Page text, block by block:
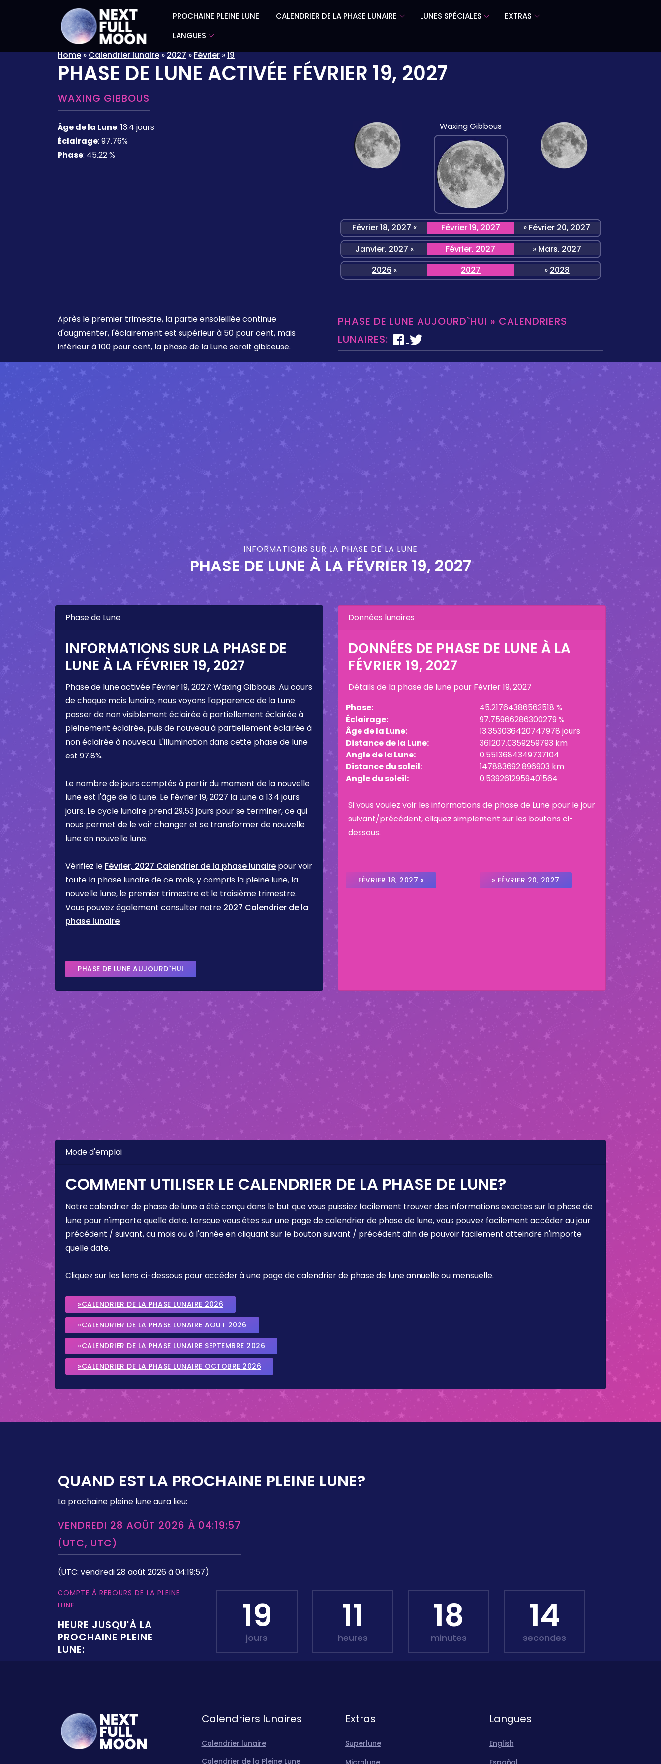
PROCHAINE PLEINE LUNE CALENDRIER DE LA PHASE LUNAIRE LUNES SPÉCIALES
EXTRAS
LANGUES
Home»Calendrier lunaire»2027»Février»19
PHASE DE LUNE ACTIVÉE FÉVRIER 19, 2027
WAXING GIBBOUS
Âge de la Lune: 13.4 jours
Éclairage: 97.76%
Phase: 45.22 %
Waxing Gibbous
Février 18, 2027 « Février 19, 2027 » Février 20, 2027
Janvier, 2027 « Février, 2027 » Mars, 2027
2026 « 2027 » 2028
Après le premier trimestre, la partie ensoleillée continue
d'augmenter, l'éclairement est supérieur à 50 pour cent, mais
inférieur à 100 pour cent, la phase de la Lune serait gibbeuse.
PHASE DE LUNE AUJOURD`HUI » CALENDRIERS
LUNAIRES:
INFORMATIONS SUR LA PHASE DE LA LUNE
PHASE DE LUNE À LA FÉVRIER 19, 2027
Phase de Lune
INFORMATIONS SUR LA PHASE DE
LUNE À LA FÉVRIER 19, 2027
Phase de lune activée Février 19, 2027: Waxing Gibbous. Au cours
de chaque mois lunaire, nous voyons l'apparence de la Lune
passer de non visiblement éclairée à partiellement éclairée à
pleinement éclairée, puis de nouveau à partiellement éclairée à
non éclairée à nouveau. L'illumination dans cette phase de lune
est 97.8%.
Le nombre de jours comptés à partir du moment de la nouvelle
lune est l'âge de la Lune. Le Février 19, 2027 la Lune a13.4 jours
jours. Le cycle lunaire prend 29,53 jours pour se terminer, ce qui
nous permet de le voir changer et se transformer de nouvelle
lune en nouvelle lune.
Vérifiez le Février, 2027 Calendrier de la phase lunaire pour voir
toute la phase lunaire de ce mois, y compris la pleine lune, la
nouvelle lune, le premier trimestre et le troisième trimestre.
Vous pouvez également consulter notre 2027 Calendrier de la
phase lunaire.
PHASE DE LUNE AUJOURD`HUI
Données lunaires
DONNÉES DE PHASE DE LUNE À LA
FÉVRIER 19, 2027
Détails de la phase de lune pour Février 19, 2027
Phase:
45.21764386563518 %
Éclairage:
97.75966286300279 %
Âge de la Lune:
13.353036420747978 jours
Distance de la Lune:
361207.0359259793 km
Angle de la Lune:
0.5513684349737104
Distance du soleil:
147883692.896903 km
Angle du soleil:
0.5392612959401564
Si vous voulez voir les informations de phase de Lune pour le jour
suivant/précédent, cliquez simplement sur les boutons ci-
dessous.
FÉVRIER 18, 2027 « » FÉVRIER 20, 2027
Mode d'emploi
COMMENT UTILISER LE CALENDRIER DE LA PHASE DE LUNE?
Notre calendrier de phase de lune a été conçu dans le but que vous puissiez facilement trouver des informations exactes sur la phase de
lune pour n'importe quelle date. Lorsque vous êtes sur une page de calendrier de phase de lune, vous pouvez facilement accéder au jour
précédent / suivant, au mois ou à l'année en cliquant sur le bouton suivant / précédent afin de pouvoir facilement atteindre n'importe
quelle date.
Cliquez sur les liens ci-dessous pour accéder à une page de calendrier de phase de lune annuelle ou mensuelle.
»CALENDRIER DE LA PHASE LUNAIRE 2026
»CALENDRIER DE LA PHASE LUNAIRE AOUT 2026
»CALENDRIER DE LA PHASE LUNAIRE SEPTEMBRE 2026
»CALENDRIER DE LA PHASE LUNAIRE OCTOBRE 2026
QUAND EST LA PROCHAINE PLEINE LUNE?
La prochaine pleine lune aura lieu:
VENDREDI 28 AOÛT 2026 À 04:19:57
(UTC, UTC)
(UTC: vendredi 28 août 2026 à 04:19:57)
COMPTE À REBOURS DE LA PLEINE
LUNE
HEURE JUSQU'À LA
PROCHAINE PLEINE
LUNE:
19
jours
11
heures
18
minutes
12
secondes
Calendriers lunaires
Calendrier lunaire
Calendrier de la Pleine Lune
Extras
Superlune
Microlune
Langues
English
Español